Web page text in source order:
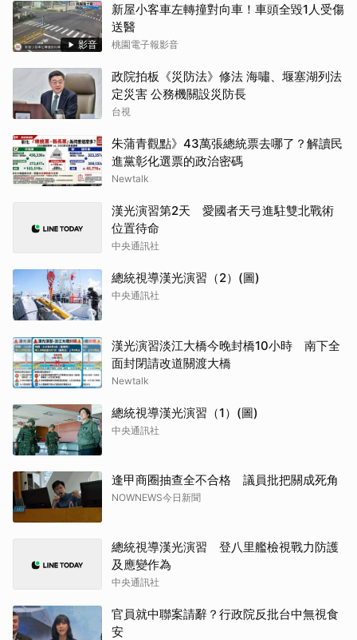
影音
新屋小客車左轉撞對向車！車頭全毀1人受傷
送醫
桃園電子報影音
政院拍板《災防法》修法 海嘯、堰塞湖列法
定災害 公務機關設災防長
台視
朱蒲青觀點》43萬張總統票去哪了？解讀民
進黨彰化選票的政治密碼
Newtalk
漢光演習第2天 愛國者天弓進駐雙北戰術
位置待命
中央通訊社
總統視導漢光演習（2）(圖)
中央通訊社
漢光演習淡江大橋今晚封橋10小時 南下全
面封閉請改道關渡大橋
Newtalk
總統視導漢光演習（1）(圖)
中央通訊社
逢甲商圈抽查全不合格 議員批把關成死角
NOWNEWS今日新聞
總統視導漢光演習 登八里艦檢視戰力防護
及應變作為
中央通訊社
官員就中聯案請辭？行政院反批台中無視食
安